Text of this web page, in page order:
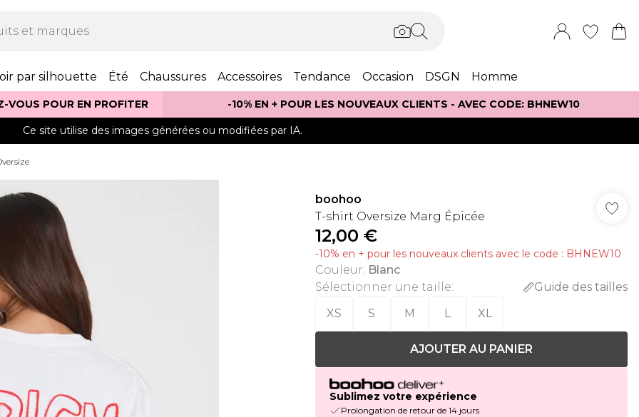
par silhouette Été Chaussures Accessoires Tendance Occasion DSGN Homme
VOUS POUR EN PROFITER -10% EN + POUR LES NOUVEAUX CLIENTS - AVEC CODE: BHNEW10
Ce site utilise des images générées ou modifiées par IA.
boohoo
T-shirt Oversize Marg Épicée
12,00 €
-10% en + pour les nouveaux clients avec le code : BHNEW10
Couleur: Blanc
Sélectionner une taille:
Guide des tailles
XS
S M L XL
AJOUTER AU PANIER
Sublimez votre expérience
Prolongation de retour de 14 jours